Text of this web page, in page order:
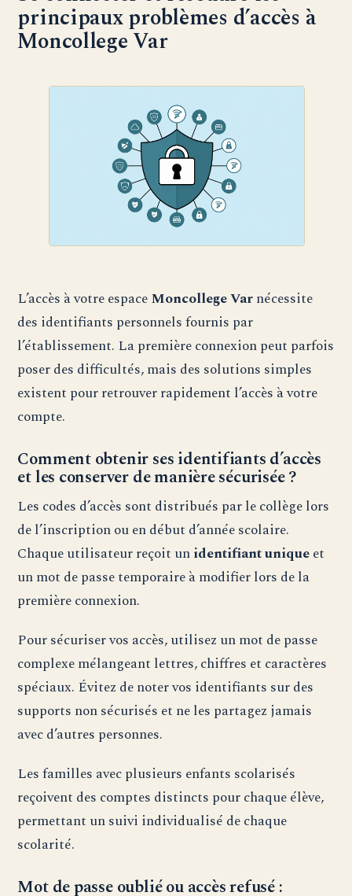
principaux problèmes d’accès à
Moncollege Var
L’accès à votre espaceMoncollege Varnécessite
des identifiants personnels fournis par
l’établissement. La première connexion peut parfois
poser des difficultés, mais des solutions simples
existent pour retrouver rapidement l’accès à votre
compte.
Comment obtenir ses identifiants d’accès
et les conserver de manière sécurisée ?
Les codes d’accès sont distribués par le collège lors
de l’inscription ou en début d’année scolaire.
Chaque utilisateur reçoit unidentifiant uniqueet
un mot de passe temporaire à modifier lors de la
première connexion.
Pour sécuriser vos accès, utilisez un mot de passe
complexe mélangeant lettres, chiffres et caractères
spéciaux. Évitez de noter vos identifiants sur des
supports non sécurisés et ne les partagez jamais
avec d’autres personnes.
Les familles avec plusieurs enfants scolarisés
reçoivent des comptes distincts pour chaque élève,
permettant un suivi individualisé de chaque
scolarité.
Mot de passe oublié ou accès refusé :